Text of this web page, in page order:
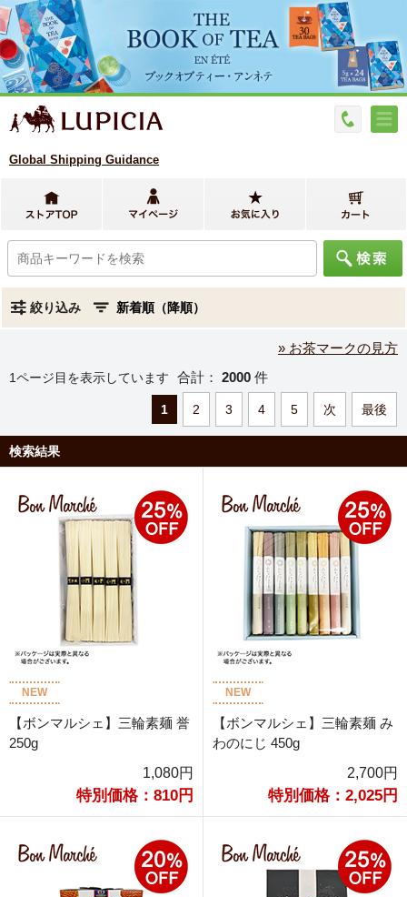
Global Shipping Guidance
絞り込み
» お茶マークの見方
1ページ目を表示しています 合計： 2000 件
1 2 3 4 5 次 最後
検索結果
NEW
【ボンマルシェ】三輪素麺 誉
250g
1,080円
特別価格：810円
NEW
【ボンマルシェ】三輪素麺 み
わのにじ 450g
2,700円
特別価格：2,025円